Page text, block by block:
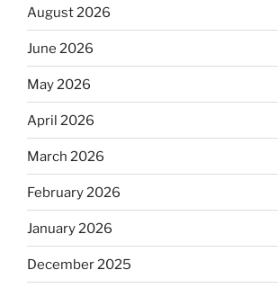
August 2026
June 2026
May 2026
April 2026
March 2026
February 2026
January 2026
December 2025